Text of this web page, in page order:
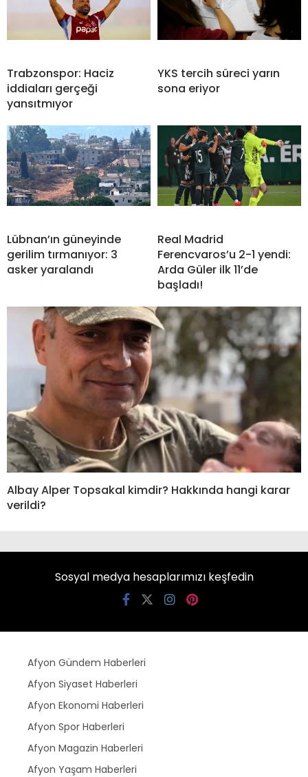
Trabzonspor: Haciz
iddiaları gerçeği
yansıtmıyor
YKS tercih süreci yarın
sona eriyor
Lübnan’ın güneyinde
gerilim tırmanıyor: 3
asker yaralandı
Real Madrid
Ferencvaros’u 2-1 yendi:
Arda Güler ilk 11’de
başladı!
Albay Alper Topsakal kimdir? Hakkında hangi karar
verildi?
Sosyal medya hesaplarımızı keşfedin
Afyon Gündem Haberleri
Afyon Siyaset Haberleri
Afyon Ekonomi Haberleri
Afyon Spor Haberleri
Afyon Magazin Haberleri
Afyon Yaşam Haberleri